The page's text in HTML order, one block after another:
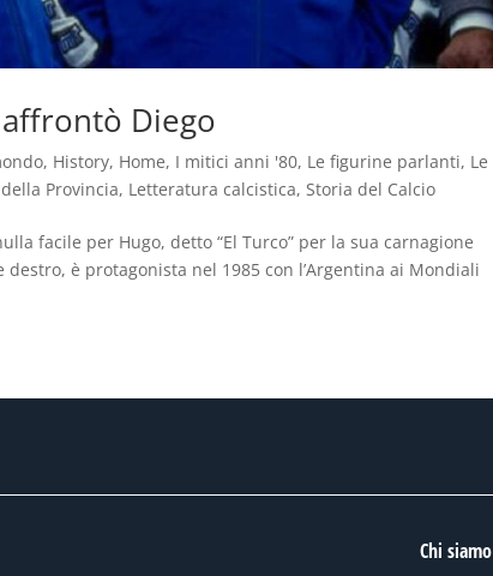
Diego
, History, Home, I mitici anni '80, Le figurine parlanti, Le
Provincia, Letteratura calcistica,Storia del Calcio
facile per Hugo, detto “El Turco” per la sua carnagione
è protagonista nel 1985 con l’Argentina ai Mondiali
Chi siamo